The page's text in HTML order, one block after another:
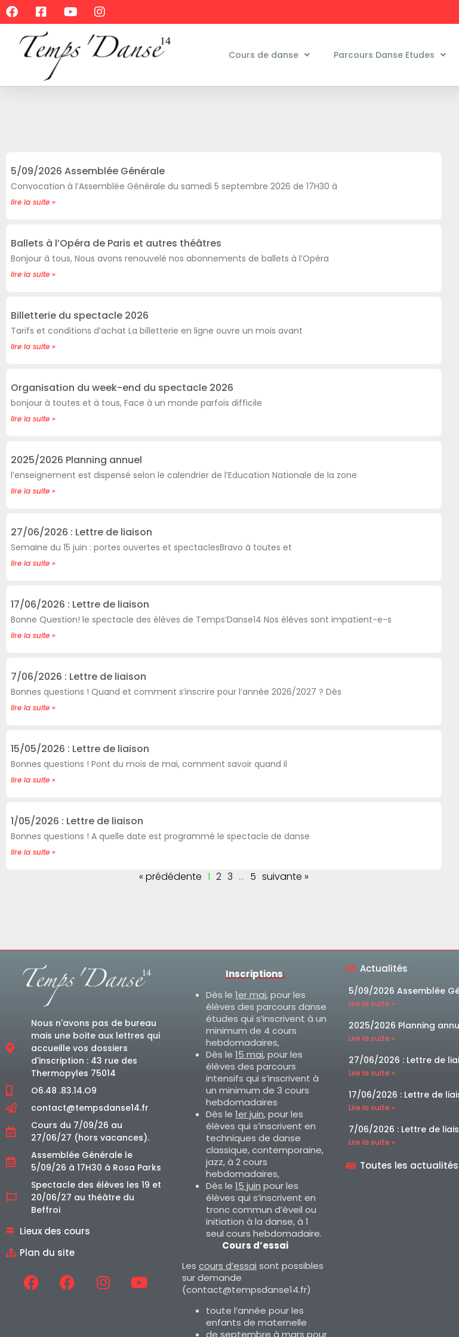
Cours de danse Parcours Danse Etudes
5/09/2026 Assemblée Générale
Convocation à l’Assemblée Générale du samedi 5 septembre 2026 de 17H30 à
lire la suite »
Ballets à l’Opéra de Paris et autres théâtres
Bonjour à tous, Nous avons renouvelé nos abonnements de ballets à l’Opéra
lire la suite »
Billetterie du spectacle 2026
Tarifs et conditions d’achat La billetterie en ligne ouvre un mois avant
lire la suite »
Organisation du week-end du spectacle 2026
bonjour à toutes et à tous, Face à un monde parfois difficile
lire la suite »
2025/2026 Planning annuel
l’enseignement est dispensé selon le calendrier de l’Education Nationale de la zone
lire la suite »
27/06/2026 : Lettre de liaison
Semaine du 15 juin : portes ouvertes et spectaclesBravo à toutes et
lire la suite »
17/06/2026 : Lettre de liaison
Bonne Question! le spectacle des élèves de Temps’Danse14 Nos élèves sont impatient-e-s
lire la suite »
7/06/2026 : Lettre de liaison
Bonnes questions ! Quand et comment s’inscrire pour l’année 2026/2027 ? Dès
lire la suite »
15/05/2026 : Lettre de liaison
Bonnes questions ! Pont du mois de mai, comment savoir quand il
lire la suite »
1/05/2026 : Lettre de liaison
Bonnes questions ! A quelle date est programmé le spectacle de danse
lire la suite »
« prédédente 1 2 3 … 5 suivante »
Nous n'avons pas de bureau
mais une boite aux lettres qui
accueille vos dossiers
d'inscription : 43 rue des
Thermopyles 75014
O6.48 .83.14.O9
contact@tempsdanse14.fr
Cours du 7/09/26 au
27/06/27 (hors vacances).
Assemblée Générale le
5/09/26 à 17H30 à Rosa Parks
Spectacle des élèves les 19 et
20/06/27 au théâtre du
Beffroi
Lieux des cours
Plan du site
Inscriptions:
Dès le 1er mai, pour les
élèves des parcours danse
études qui s’inscrivent à un
minimum de 4 cours
hebdomadaires,
Dès le 15 mai, pour les
élèves des parcours
intensifs qui s’inscrivent à
un minimum de 3 cours
hebdomadaires
Dès le 1er juin, pour les
élèves qui s’inscrivent en
techniques de danse
classique, contemporaine,
jazz, à 2 cours
hebdomadaires,
Dès le 15 juin pour les
élèves qui s’inscrivent en
tronc commun d’éveil ou
initiation à la danse, à 1
seul cours hebdomadaire.
Cours d’essai
Les cours d’essai sont possibles
sur demande
(contact@tempsdanse14.fr)
toute l’année pour les
enfants de maternelle
de septembre à mars pour
Actualités
5/09/2026 Assemblée
Lire la suite »
2025/2026 Planning
Lire la suite »
27/06/2026 : Lettre de
Lire la suite »
17/06/2026 : Lettre de
Lire la suite »
7/06/2026 : Lettre de
Lire la suite »
Toutes les actualités